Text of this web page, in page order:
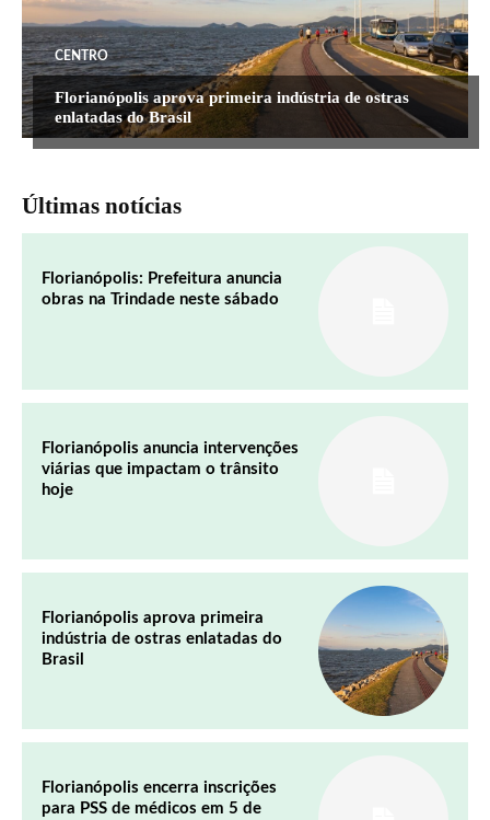
CENTRO
Florianópolis aprova primeira indústria de ostras
enlatadas do Brasil
Últimas notícias
Florianópolis: Prefeitura anuncia
obras na Trindade neste sábado
Florianópolis anuncia intervenções
viárias que impactam o trânsito
hoje
Florianópolis aprova primeira
indústria de ostras enlatadas do
Brasil
Florianópolis encerra inscrições
para PSS de médicos em 5 de